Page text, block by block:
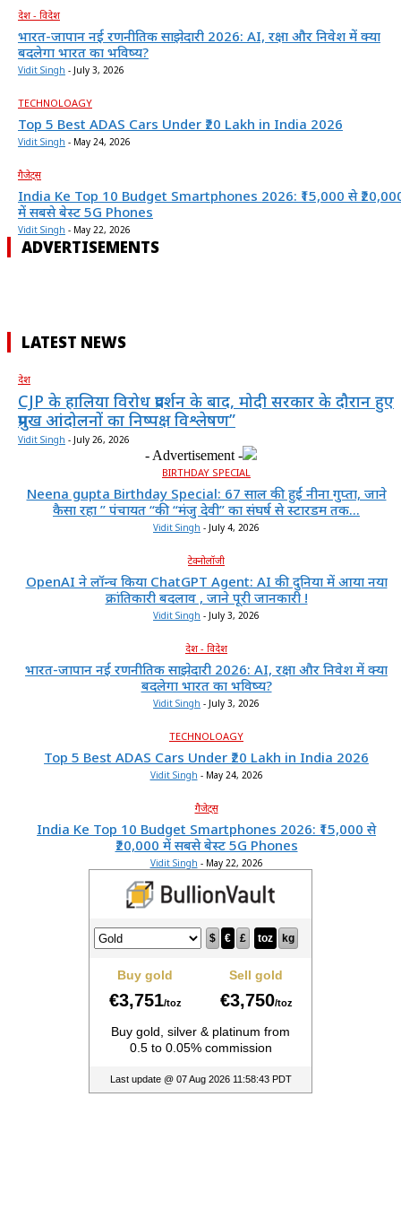
देश - विदेश
भारत-जापान नई रणनीतिक साझेदारी 2026: AI, रक्षा और निवेश में क्या
बदलेगा भारत का भविष्य?
Vidit Singh - July 3, 2026
TECHNOLOAGY
Top 5 Best ADAS Cars Under ₹20 Lakh in India 2026
Vidit Singh - May 24, 2026
गैजेट्स
India Ke Top 10 Budget Smartphones 2026: ₹15,000 से
में सबसे बेस्ट 5G Phones
Vidit Singh - May 22, 2026
ADVERTISEMENTS
LATEST NEWS
देश
CJP के हालिया विरोध प्रदर्शन के बाद, मोदी सरकार के दौरान हुए
प्रमुख आंदोलनों का निष्पक्ष विश्लेषण”
Vidit Singh - July 26, 2026
- Advertisement -
BIRTHDAY SPECIAL
Neena gupta Birthday Special: 67 साल की हुईं नीना गुप्ता, जाने
कैसा रहा ” पंचायत “की “मंजु देवी” का संघर्ष से स्टारडम तक...
Vidit Singh - July 4, 2026
टेक्नोलॉजी
OpenAI ने लॉन्च किया ChatGPT Agent: AI की दुनिया में आया नया
क्रांतिकारी बदलाव , जाने पूरी जानकारी !
Vidit Singh - July 3, 2026
देश - विदेश
भारत-जापान नई रणनीतिक साझेदारी 2026: AI, रक्षा और निवेश में क्या
बदलेगा भारत का भविष्य?
Vidit Singh - July 3, 2026
TECHNOLOAGY
Top 5 Best ADAS Cars Under ₹20 Lakh in India 2026
Vidit Singh - May 24, 2026
गैजेट्स
India Ke Top 10 Budget Smartphones 2026: ₹15,000 से
₹20,000 में सबसे बेस्ट 5G Phones
Vidit Singh - May 22, 2026